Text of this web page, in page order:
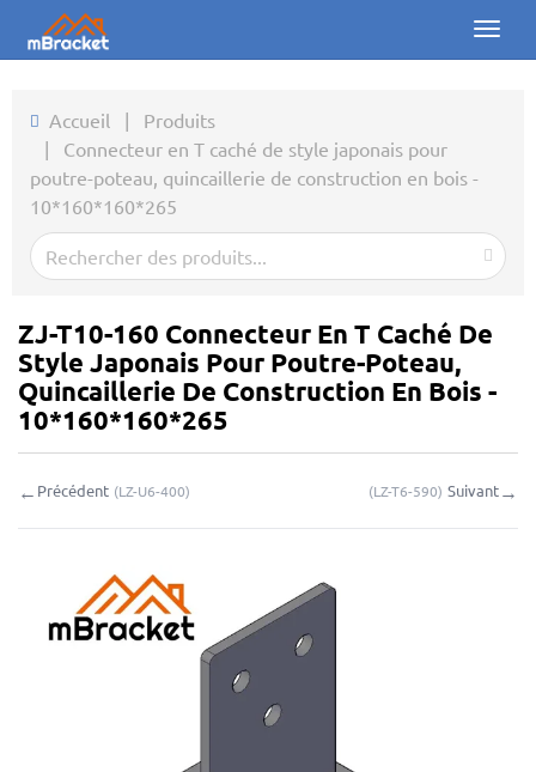
Toggle
Produits
Actualités
Photos
À propos
Contact
Demande en ligne
🌐 Language▼
Accueil | Produits
| Connecteur en T caché de style japonais pour
poutre-poteau, quincaillerie de construction en bois -
10*160*160*265
ZJ-T10-160 Connecteur En T Caché De
Style Japonais Pour Poutre-Poteau,
Quincaillerie De Construction En Bois -
10*160*160*265
← Précédent (LZ-U6-400) (LZ-T6-590) Suivant→